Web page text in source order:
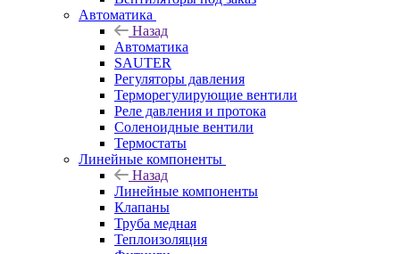
Автоматика
Назад
Автоматика
SAUTER
Регуляторы давления
Терморегулирующие вентили
Реле давления и протока
Соленоидные вентили
Термостаты
Линейные компоненты
Назад
Линейные компоненты
Клапаны
Труба медная
Теплоизоляция